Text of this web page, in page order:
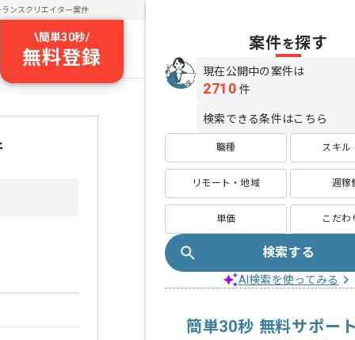
ランスクリエイター案件
\簡単30秒/
無料登録
案件を探す
現在公開中の案件は
2710 件
検索できる条件はこちら
職種 スキル
リモート・地域 週稼
単価 こだわ
検索する
AI検索を使ってみる
簡単30秒 無料サポー